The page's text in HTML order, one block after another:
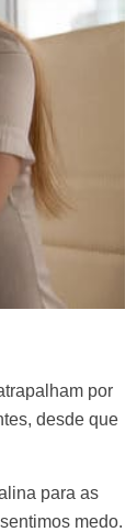
por
desde que
para as
medo.